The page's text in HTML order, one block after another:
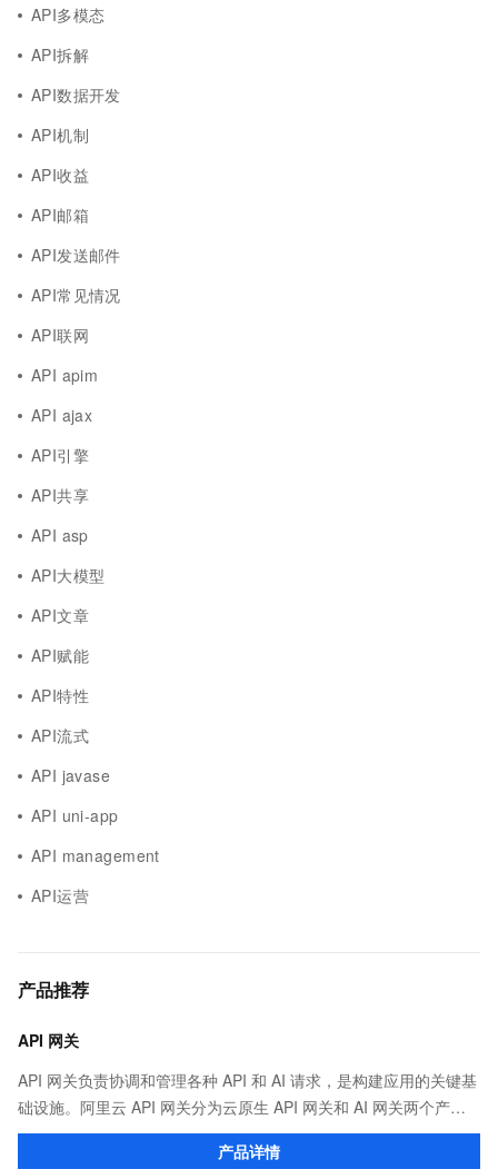
API多模态
API拆解
API数据开发
API机制
API收益
API邮箱
API发送邮件
API常见情况
API联网
API apim
API ajax
API引擎
API共享
API asp
API大模型
API文章
API赋能
API特性
API流式
API javase
API uni-app
API management
API运营
产品推荐
API 网关
API 网关负责协调和管理各种 API 和 AI 请求，是构建应用的关键基
础设施。阿里云 API 网关分为云原生 API 网关和 AI 网关两个产
品。
产品详情